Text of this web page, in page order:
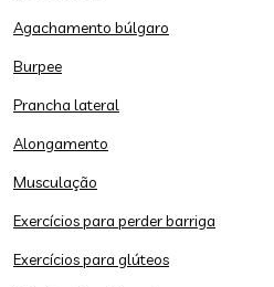
Agachamento búlgaro
Burpee
Prancha lateral
Alongamento
Musculação
Exercícios para perder barriga
Exercícios para glúteos